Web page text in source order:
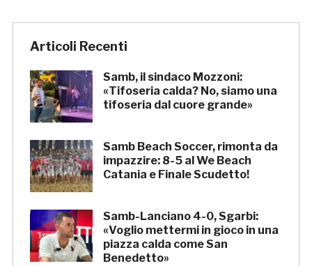
Articoli Recenti
Samb, il sindaco Mozzoni:
«Tifoseria calda? No, siamo una
tifoseria dal cuore grande»
Samb Beach Soccer, rimonta da
impazzire: 8-5 al We Beach
Catania e Finale Scudetto!
Samb-Lanciano 4-0, Sgarbi:
«Voglio mettermi in gioco in una
piazza calda come San
Benedetto»